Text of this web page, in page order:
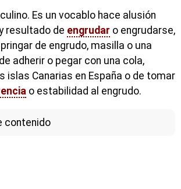
Es un vocablo hace alusión
resultado de engrudar o engrudarse,
de engrudo, masilla o una
adherir o pegar con una cola,
islas Canarias en España o de tomar
o estabilidad al engrudo.
contenido